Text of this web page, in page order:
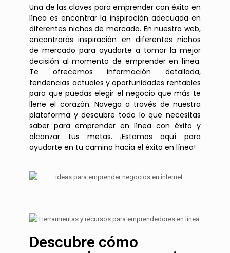
Una de las claves para emprender con éxito en
línea es encontrar la inspiración adecuada en
diferentes nichos de mercado. En nuestra web,
encontrarás inspiración en diferentes nichos
de mercado para ayudarte a tomar la mejor
decisión al momento de emprender en línea.
Te ofrecemos información detallada,
tendencias actuales y oportunidades rentables
para que puedas elegir el negocio que más te
llene el corazón. Navega a través de nuestra
plataforma y descubre todo lo que necesitas
saber para emprender en línea con éxito y
alcanzar tus metas. ¡Estamos aquí para
ayudarte en tu camino hacia el éxito en línea!
Descubre cómo